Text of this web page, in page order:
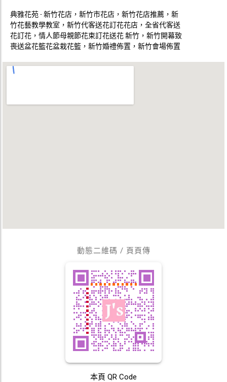
典雅花苑 - 新竹花店，新竹市花店，新竹花店推薦，新
竹花藝教學教室，新竹代客送花訂花花店，全省代客送
花訂花，情人節母親節花束訂花送花 新竹，新竹開幕致
喪送盆花籃花盆栽花籃，新竹婚禮佈置，新竹會場佈置
動態二維碼 / 頁頁傳
本頁 QR Code